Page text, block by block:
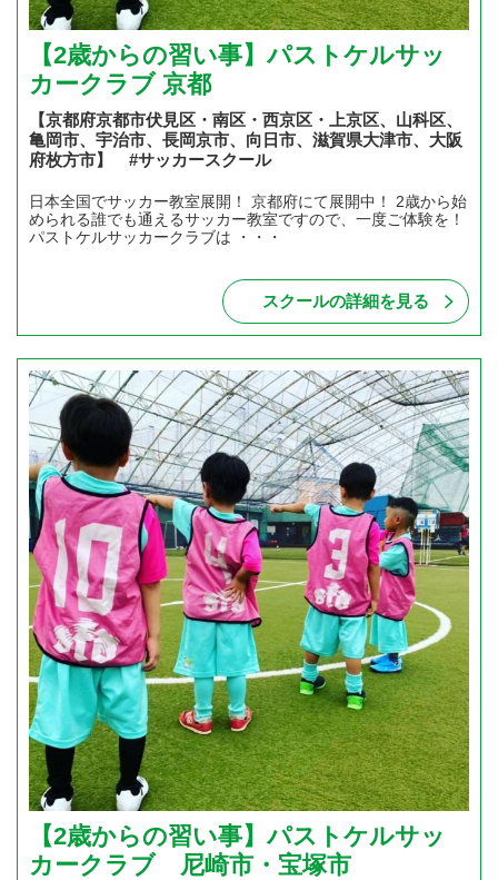
【2歳からの習い事】パストケルサッ
カークラブ 京都
【京都府京都市伏見区・南区・西京区・上京区、山科区、
亀岡市、宇治市、長岡京市、向日市、滋賀県大津市、大阪
府枚方市】 #サッカースクール
日本全国でサッカー教室展開！ 京都府にて展開中！ 2歳から始
められる誰でも通えるサッカー教室ですので、一度ご体験を！
パストケルサッカークラブは ・・・
スクールの詳細を見る
【2歳からの習い事】パストケルサッ
カークラブ 尼崎市・宝塚市